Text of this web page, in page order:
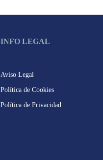
INFO LEGAL
Aviso Legal
Política de Cookies
Política de Privacidad